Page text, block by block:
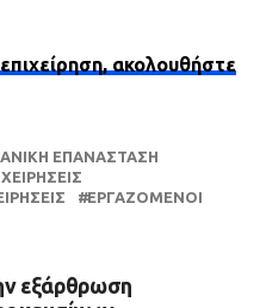
ακολουθήστε
ΕΠΑΝΆΣΤΑΣΗ
ΕΡΓΑΖΌΜΕΝΟΙ
εξάρθρωση